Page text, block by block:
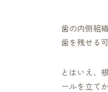
歯の内側組
歯を残せる
とはいえ、
ールを立て